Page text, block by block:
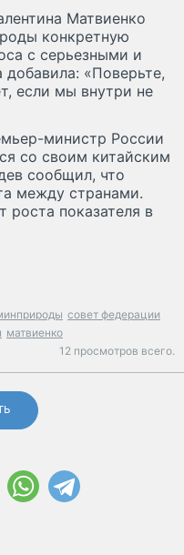
Матвиенко
конкретную
с серьезными и
«Поверьте,
если мы внутри не
министр России
со своим китайским
сообщил, что
между странами.
показателя в
совет федерации
матвиенко
12 просмотров всего.